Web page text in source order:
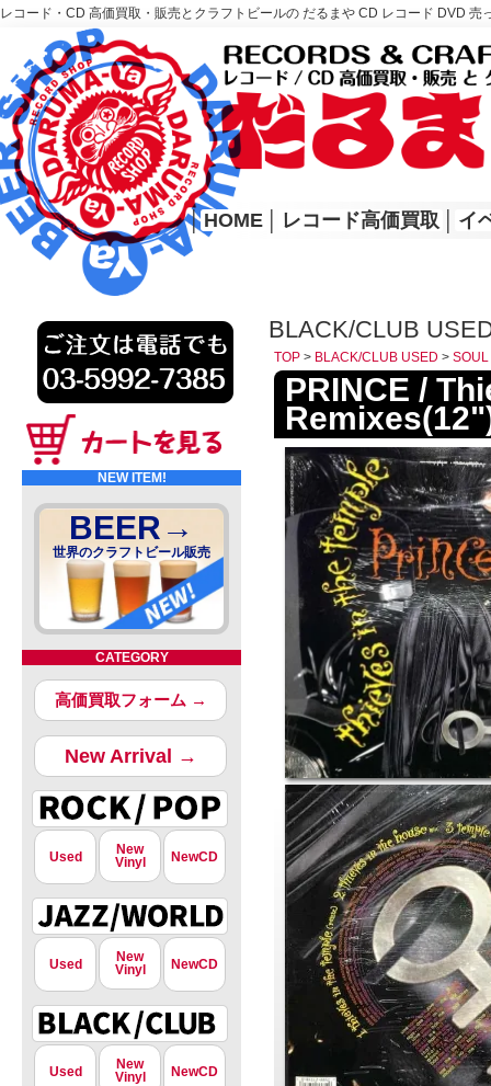
レコード・CD 高価買取・販売とクラフトビールの だるまや CD レコード DVD
レコード高価買取はこちら
HOME
│ HOME レコード高価買取 イ
NEW ITEM!
BEER→
世界のクラフトビール販売
CATEGORY
高価買取フォーム →
New Arrival →
Used
New
Vinyl
NewCD
Used
New
Vinyl
NewCD
Used
New
Vinyl
NewCD
BLACK/CLUB
TOP > BLACK/CLUB USED > SOUL
PRINCE /